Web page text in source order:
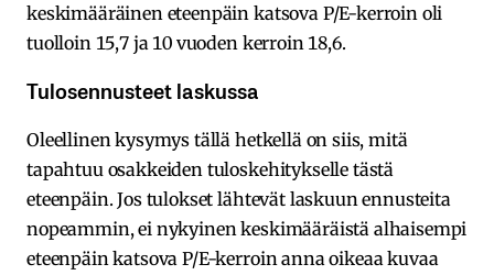
keskimääräinen eteenpäin katsova P/E-kerroin oli
tuolloin 15,7 ja 10 vuoden kerroin 18,6.
Tulosennusteet laskussa
Oleellinen kysymys tällä hetkellä on siis, mitä
tapahtuu osakkeiden tuloskehitykselle tästä
eteenpäin. Jos tulokset lähtevät laskuun ennusteita
nopeammin, ei nykyinen keskimääräistä alhaisempi
eteenpäin katsova P/E-kerroin anna oikeaa kuvaa